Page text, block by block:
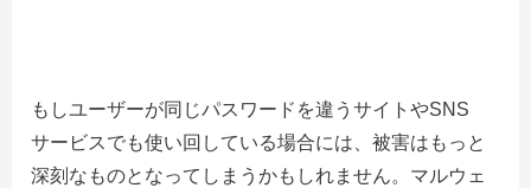
もしユーザーが同じパスワードを違うサイトやSNS
サービスでも使い回している場合には、被害はもっと
深刻なものとなってしまうかもしれません。マルウェ